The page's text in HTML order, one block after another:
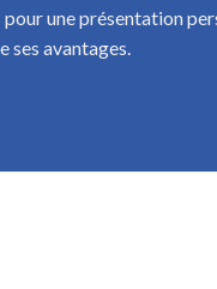
une présentation
ses avantages.